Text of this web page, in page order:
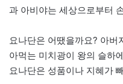
과 아비야는 세상으로부터
요나단은 어땠을까요? 아버
아먹는 미치광이 왕의 슬하
요나단은 성품이나 지혜가